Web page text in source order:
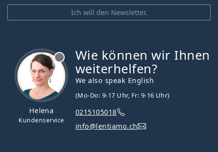
Ich will den Newsletter.
Helena
Kundenservice
Wie können wir Ihnen
weiterhelfen?
We also speak English
(Mo-Do: 9-17 Uhr, Fr: 9-16 Uhr)
0215105018
info@lentiamo.ch